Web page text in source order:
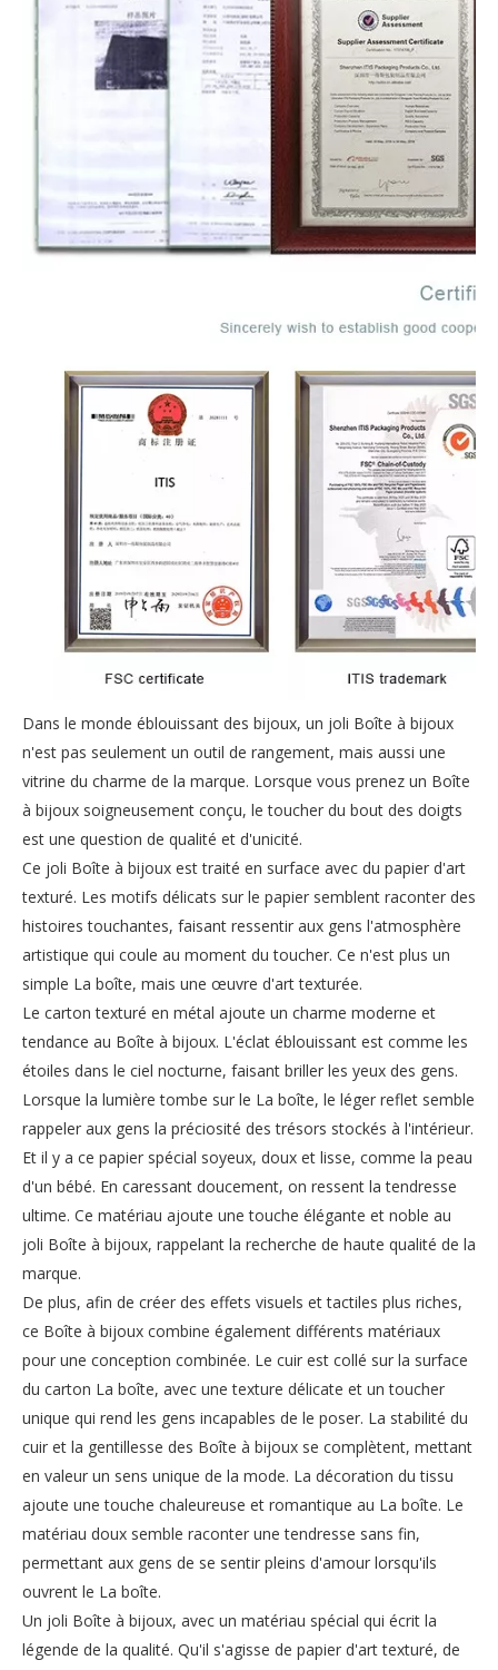
Dans le monde éblouissant des bijoux, un joli Boîte à bijoux
n'est pas seulement un outil de rangement, mais aussi une
vitrine du charme de la marque. Lorsque vous prenez un Boîte
à bijoux soigneusement conçu, le toucher du bout des doigts
est une question de qualité et d'unicité.
Ce joli Boîte à bijoux est traité en surface avec du papier d'art
texturé. Les motifs délicats sur le papier semblent raconter des
histoires touchantes, faisant ressentir aux gens l'atmosphère
artistique qui coule au moment du toucher. Ce n'est plus un
simple La boîte, mais une œuvre d'art texturée.
Le carton texturé en métal ajoute un charme moderne et
tendance au Boîte à bijoux. L'éclat éblouissant est comme les
étoiles dans le ciel nocturne, faisant briller les yeux des gens.
Lorsque la lumière tombe sur le La boîte, le léger reflet semble
rappeler aux gens la préciosité des trésors stockés à l'intérieur.
Et il y a ce papier spécial soyeux, doux et lisse, comme la peau
d'un bébé. En caressant doucement, on ressent la tendresse
ultime. Ce matériau ajoute une touche élégante et noble au
joli Boîte à bijoux, rappelant la recherche de haute qualité de la
marque.
De plus, afin de créer des effets visuels et tactiles plus riches,
ce Boîte à bijoux combine également différents matériaux
pour une conception combinée. Le cuir est collé sur la surface
du carton La boîte, avec une texture délicate et un toucher
unique qui rend les gens incapables de le poser. La stabilité du
cuir et la gentillesse des Boîte à bijoux se complètent, mettant
en valeur un sens unique de la mode. La décoration du tissu
ajoute une touche chaleureuse et romantique au La boîte. Le
matériau doux semble raconter une tendresse sans fin,
permettant aux gens de se sentir pleins d'amour lorsqu'ils
ouvrent le La boîte.
Un joli Boîte à bijoux, avec un matériau spécial qui écrit la
légende de la qualité. Qu'il s'agisse de papier d'art texturé, de